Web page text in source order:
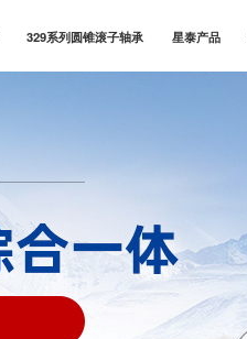
329系列圆锥滚子轴承 星泰产品